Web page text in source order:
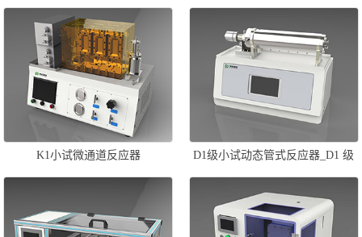
K1小试微通道反应器 D1级小试动态管式反应器_D1 级
小试旋切微流场管式反应器